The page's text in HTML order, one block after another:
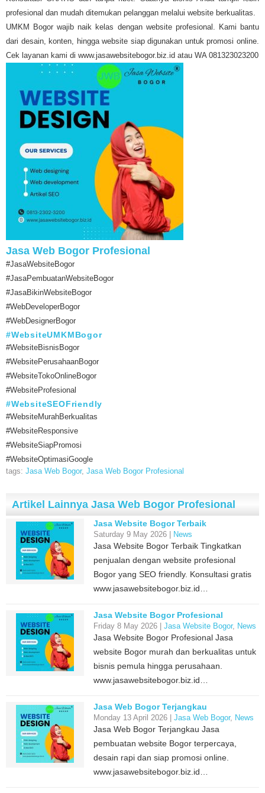
profesional dan mudah ditemukan pelanggan melalui website berkualitas.
UMKM Bogor wajib naik kelas dengan website profesional. Kami bantu
dari desain, konten, hingga website siap digunakan untuk promosi online.
Cek layanan kami di www.jasawebsitebogor.biz.id atau WA 081323023200
Jasa Web Bogor Profesional
#JasaWebsiteBogor
#JasaPembuatanWebsiteBogor
#JasaBikinWebsiteBogor
#WebDeveloperBogor
#WebDesignerBogor
#WebsiteUMKMBogor
#WebsiteBisnisBogor
#WebsitePerusahaanBogor
#WebsiteTokoOnlineBogor
#WebsiteProfesional
#WebsiteSEOFriendly
#WebsiteMurahBerkualitas
#WebsiteResponsive
#WebsiteSiapPromosi
#WebsiteOptimasiGoogle
tags: Jasa Web Bogor, Jasa Web Bogor Profesional
Artikel Lainnya Jasa Web Bogor Profesional
Jasa Website Bogor Terbaik
Saturday 9 May 2026 | News
Jasa Website Bogor Terbaik Tingkatkan
penjualan dengan website profesional
Bogor yang SEO friendly. Konsultasi gratis
www.jasawebsitebogor.biz.id…
Jasa Website Bogor Profesional
Friday 8 May 2026 | Jasa Website Bogor, News
Jasa Website Bogor Profesional Jasa
website Bogor murah dan berkualitas untuk
bisnis pemula hingga perusahaan.
www.jasawebsitebogor.biz.id…
Jasa Web Bogor Terjangkau
Monday 13 April 2026 | Jasa Web Bogor, News
Jasa Web Bogor Terjangkau Jasa
pembuatan website Bogor terpercaya,
desain rapi dan siap promosi online.
www.jasawebsitebogor.biz.id…